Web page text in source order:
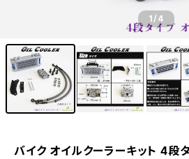
1/4
バイク オイルクーラーキット 4段